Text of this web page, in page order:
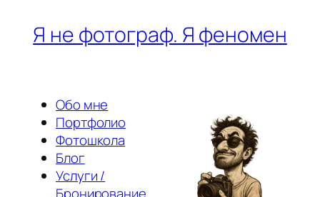
ПерейтиЯ не фотограф. Я феномен
Обо мне
Портфолио
Фотошкола
Блог
Услуги /
Бронирование